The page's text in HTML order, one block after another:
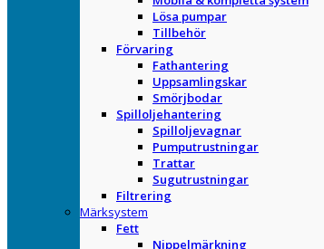
Lösa pumpar
Tillbehör
Förvaring
Fathantering
Uppsamlingskar
Smörjbodar
Spilloljehantering
Spilloljevagnar
Pumputrustningar
Trattar
Sugutrustningar
Filtrering
Märksystem
Fett
Nippelmärkning